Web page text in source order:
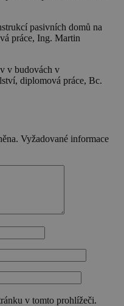
pasivních domů na
práce, Ing. Martin
v budovách v
diplomová práce, Bc.
Vyžadované informace
v tomto prohlížeči.